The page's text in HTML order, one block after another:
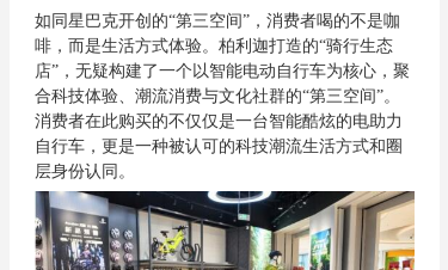
如同星巴克开创的“第三空间”，消费者喝的不是咖
啡，而是生活方式体验。柏利迦打造的“骑行生态
店”，无疑构建了一个以智能电动自行车为核心，聚
合科技体验、潮流消费与文化社群的“第三空间”。
消费者在此购买的不仅仅是一台智能酷炫的电助力
自行车，更是一种被认可的科技潮流生活方式和圈
层身份认同。